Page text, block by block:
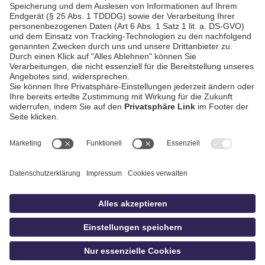
Schwäbisch Hall
AGB / Gewinnspiele
Datenschutz
Impressum
idowa.de
Privatsphäre